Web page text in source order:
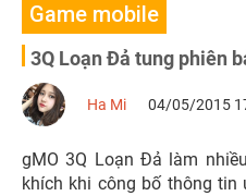
Game mobile
3Q Loạn Đả tung phiên
Ha Mi 04/05/2015
gMO 3Q Loạn Đả làm
khích khi công bố thông tin